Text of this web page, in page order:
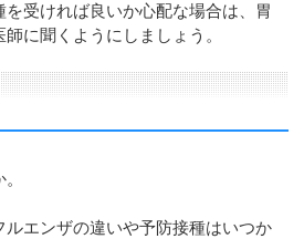
受ければ良いか心配な場合は、胃
に聞くようにしましょう。
エンザの違いや予防接種はいつか